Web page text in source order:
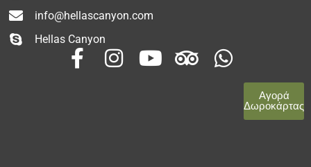
info@hellascanyon.com
Hellas Canyon
Αγορά
Δωροκάρτας